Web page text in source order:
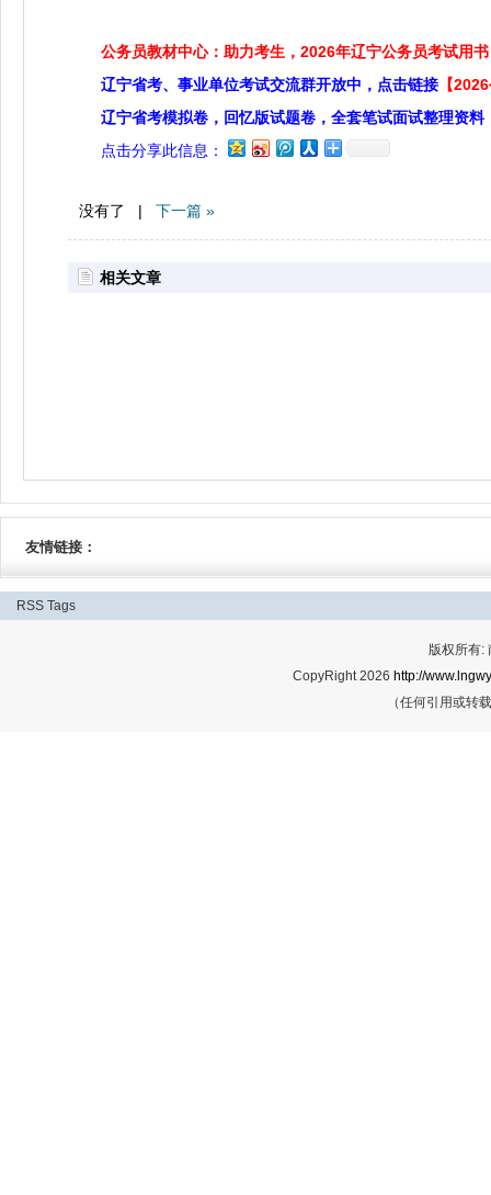
公务员教材中心：助力考生，2026年辽宁公务员考试用书
辽宁省考、事业单位考试交流群开放中，点击链接 【
辽宁省考模拟卷，回忆版试题卷，全套笔试面试整理资料
点击分享此信息：
没有了 | 下一篇 »
相关文章
友情链接：
RSS Tags
版权所有:
CopyRight 2026 http://
（任何引用或转